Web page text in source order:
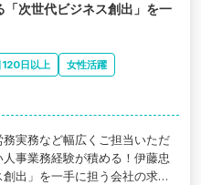
「次世代ビジネス創出」を⼀
日以上
女性活躍
実務など幅広くご担当いただ
事業務経験が積める！伊藤忠
出」を⼀⼿に担う会社の求人